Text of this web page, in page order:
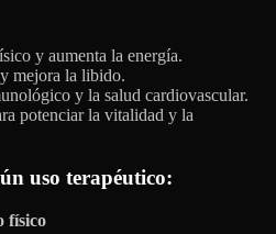
y aumenta la energía.
mejora la libido.
y la salud cardiovascular.
potenciar la vitalidad y la
uso terapéutico:
físico